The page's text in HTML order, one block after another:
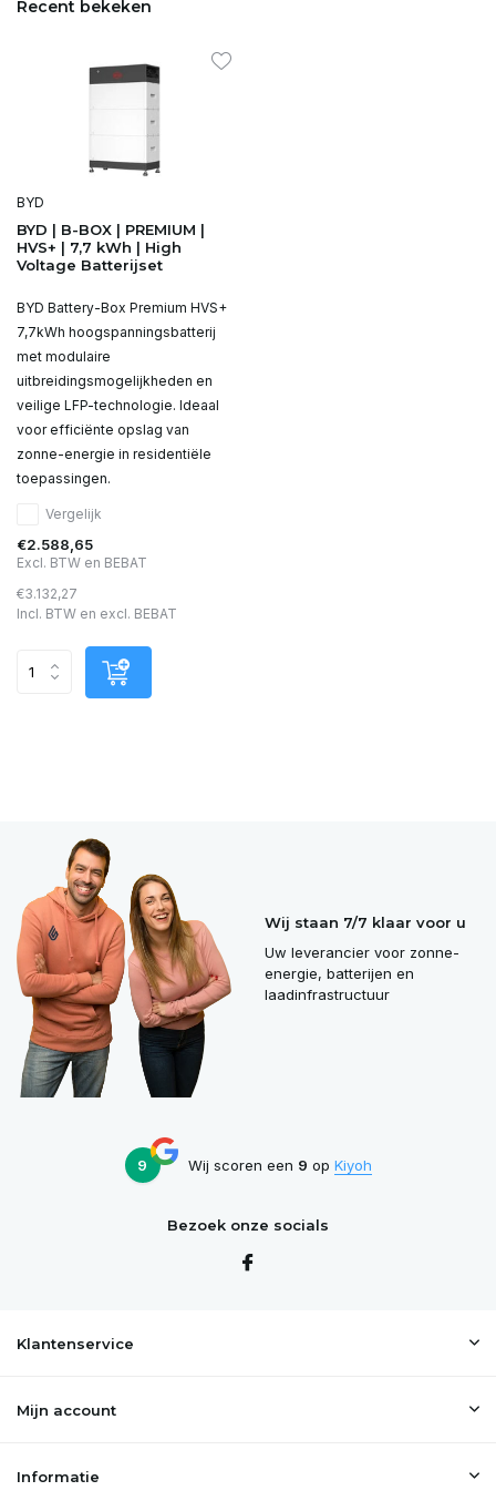
Recent bekeken
BYD
BYD | B-BOX | PREMIUM |
HVS+ | 7,7 kWh | High
Voltage Batterijset
BYD Battery-Box Premium HVS+
7,7kWh hoogspanningsbatterij
met modulaire
uitbreidingsmogelijkheden en
veilige LFP-technologie. Ideaal
voor efficiënte opslag van
zonne-energie in residentiële
toepassingen.
Vergelijk
€2.588,65
Excl. BTW en BEBAT
€3.132,27
Incl. BTW en excl. BEBAT
Wij staan 7/7 klaar voor u
Uw leverancier voor zonne-
energie, batterijen en
laadinfrastructuur
9 Wij scoren een 9 op Kiyoh
Bezoek onze socials
Klantenservice
Mijn account
Informatie